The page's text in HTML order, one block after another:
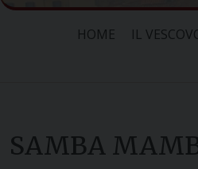
HOME IL
SAMBA